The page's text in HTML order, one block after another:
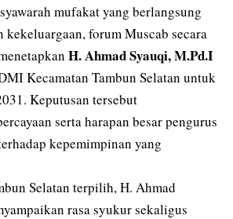
mufakat yang berlangsung
kekeluargaan, forum Muscab secara
H. Ahmad Syauqi, M.Pd.I
Kecamatan Tambun Selatan untuk
Keputusan tersebut
serta harapan besar pengurus
kepemimpinan yang
Selatan terpilih, H. Ahmad
rasa syukur sekaligus